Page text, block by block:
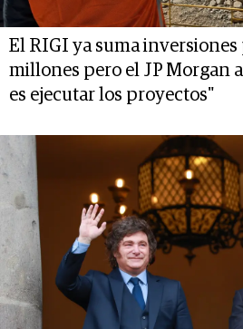
El RIGI ya suma
millones pero el JP Morgan
es ejecutar los proyectos"